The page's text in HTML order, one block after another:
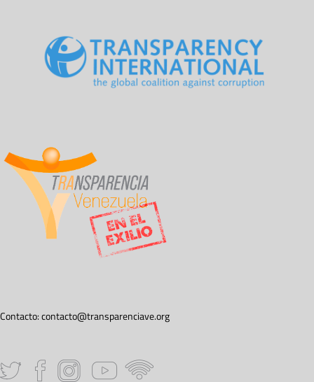
Contacto:contacto@transparenciave.org